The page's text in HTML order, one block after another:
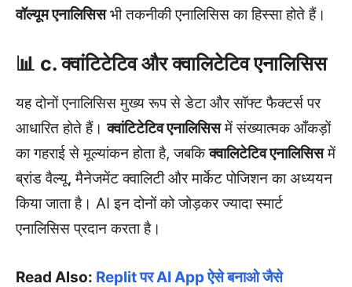
वॉल्यूम एनालिसिसभी तकनीकी एनालिसिस का हिस्सा होते हैं।
📊 c. क्वांटिटेटिव और क्वालिटेटिव एनालिसिस
यह दोनों एनालिसिस मुख्य रूप से डेटा और सॉफ्ट फैक्टर्स पर
आधारित होते हैं।क्वांटिटेटिव एनालिसिसमें संख्यात्मक आँकड़ों
का गहराई से मूल्यांकन होता है, जबकिक्वालिटेटिव एनालिसिसमें
ब्रांड वैल्यू, मैनेजमेंट क्वालिटी और मार्केट पोजिशन का अध्ययन
किया जाता है। AI इन दोनों को जोड़कर ज्यादा स्मार्ट
एनालिसिस प्रदान करता है।
Read Also: Replit पर AI App ऐसे बनाओ जैसे